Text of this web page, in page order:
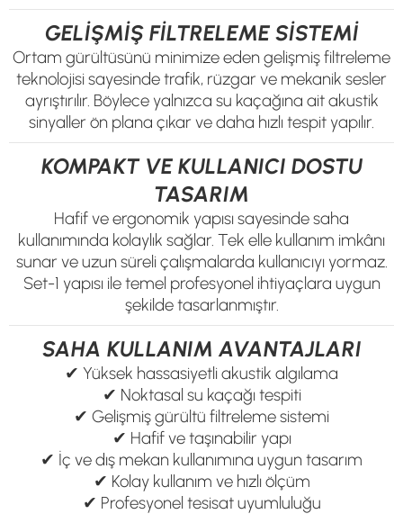
GELİŞMİŞ FİLTRELEME SİSTEMİ
Ortam gürültüsünü minimize eden gelişmiş filtreleme
teknolojisi sayesinde trafik, rüzgar ve mekanik sesler
ayrıştırılır. Böylece yalnızca su kaçağına ait akustik
sinyaller ön plana çıkar ve daha hızlı tespit yapılır.
KOMPAKT VE KULLANICI DOSTU
TASARIM
Hafif ve ergonomik yapısı sayesinde saha
kullanımında kolaylık sağlar. Tek elle kullanım imkânı
sunar ve uzun süreli çalışmalarda kullanıcıyı yormaz.
Set-1 yapısı ile temel profesyonel ihtiyaçlara uygun
şekilde tasarlanmıştır.
SAHA KULLANIM AVANTAJLARI
✔ Yüksek hassasiyetli akustik algılama
✔ Noktasal su kaçağı tespiti
✔ Gelişmiş gürültü filtreleme sistemi
✔ Hafif ve taşınabilir yapı
✔ İç ve dış mekan kullanımına uygun tasarım
✔ Kolay kullanım ve hızlı ölçüm
✔ Profesyonel tesisat uyumluluğu